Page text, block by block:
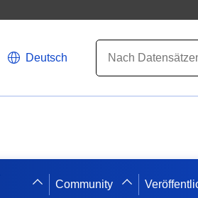
Deutsch
Community